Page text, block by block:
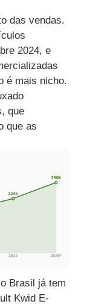
das vendas.
2024, e
é mais nicho.
que
que as
Brasil já tem
Kwid E-